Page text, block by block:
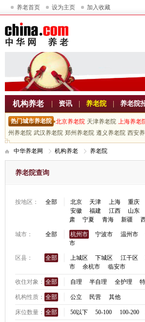
养老首页 设为主页 加入收藏
机构养老 资讯 养老院 养老院
热门城市养老院 北京养老院 天津养老院 上海养老
州养老院 武汉养老院 郑州养老院 遵义养老院 西安
中华养老网 机构养老 养老院
养老院查询
按地区： 全部 北京 天津 上海 重庆
安徽
福建 江西 山东
肃
宁夏 青海 新疆
城市： 全部 杭州市 宁波市 温州市
市
区县： 全部 上城区 下城区 江干区
市
余杭市 临安市
收住对象： 全部 自理 半自理 全护理
机构性质： 全部 公立 民营 其他
床位数量： 全部 50以下 50-100 100-200